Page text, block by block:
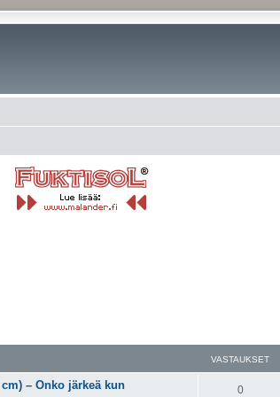
VASTAUKSET
– Onko järkeä kun
0